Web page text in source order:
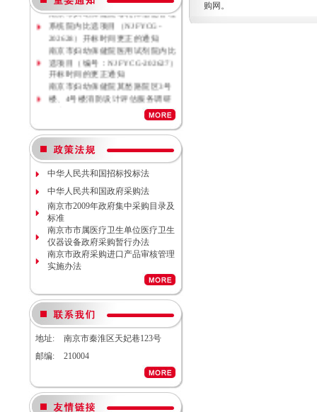
南京市妇幼保健院母乳库信息管理
系统院内比选项目（NJFYCG-
202628）开标时间更正的通知
南京市妇幼保健院医用试剂院内比
选项目（编号：NJFYCG-202627）
开标时间的更正通知
南京市妇幼保健院莫愁路院区3号
楼、4号楼消防设计评估服务调研
公告
南京市妇幼保健院莫愁路院区3号
楼、4号楼消防安全评估服务调研
南京市妇幼保健院丁家庄院区病理
科密集架项目现场勘察调研邀请
南京市妇幼保健院院内专项资金结
余情况专项审计服务调研公告
南京市妇幼保健院数字化血管造影
机维保项目（项目编号NJFYCG-
2026S10）更正公告
南京市妇幼保健院院内工程结算审
计服务调研公告
南京市妇幼保健院生命体征检测仪
项目（项目编号NJFYCG-
南京市妇幼保健院实验动物单元环
境维持与清洁消毒系统（小鼠笼
具）项目院内咨询讨论会
南京市妇幼保健院医用耗材
（NJFYCG-202611）院内比选项目
通知
南京市妇幼保健院建院90周年宣传
南京市妇幼保健院双源CT、3.0T核
磁等设备维保服务院内咨询讨论会
中华人民共和国招标投标法
中华人民共和国政府采购法
南京市2009年政府集中采购目录及
标准
南京市市属医疗卫生单位医疗卫生
仪器设备政府采购暂行办法
南京市政府采购进口产品审核管理
实施办法
地址:
南京市秦淮区天妃巷123号
邮编:
210004
购网。